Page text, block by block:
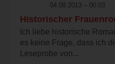
04.08.2013 – 00:03
Historischer
Ich liebe historische
es keine Frage, dass ich
Leseprobe von...